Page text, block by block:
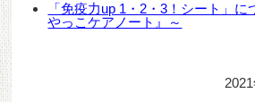
「免疫力up 1・2・3！シート」
やっこケアノート』～